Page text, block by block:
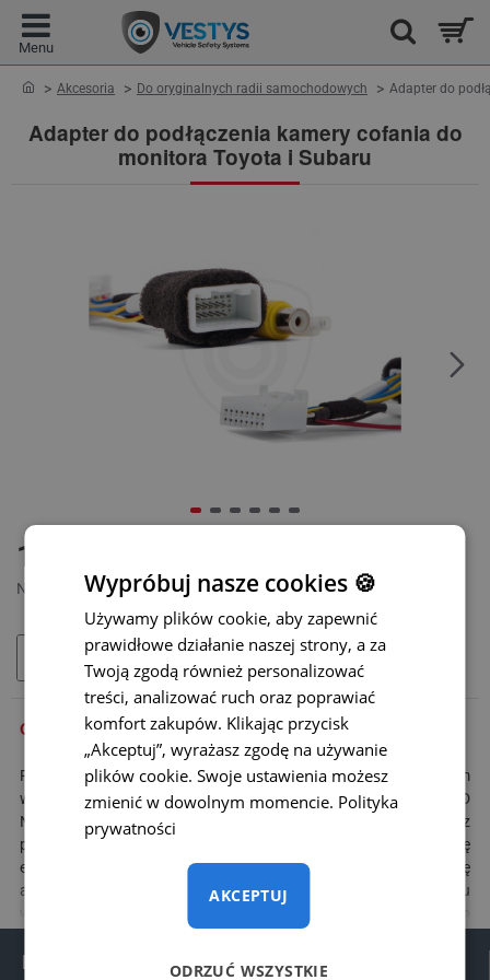
Adapter do podłączenia kamery cofania do
monitora Toyota i Subaru
homeAkcesoria Do oryginalnych radii samochodowych Adapter do
105 zł
Netto: 85,37 zł
DODAJ DO KOSZYKA
OPIS
Redukcja do podłączenia kamery cofaniaz fabrycznym systemem
w pojazdachToyota(Touch, Touch Go, Touch Go Plus),Subaru
(SD
Navi) oraz Scion(Bespoke). Dzięki temu adapterowi możesz
podłączyć kamerę cofania bez ingerencji w fabryczną instalację
elektryczną pojazdu. Obraz z kamery cofania wyświetli się
automatycznie na oryginalnym ekranie po włączeniu biegu
wszystkie funkcje sterowania w systemie multimedialnym pojazdu
Informacje
Wypróbuj nasze cookies 🍪
Używamy plików cookie, aby zapewnić
prawidłowe działanie naszej strony, a za
Twoją zgodą również personalizować
treści, analizować ruch oraz poprawiać
komfort zakupów. Klikając przycisk
„Akceptuj”, wyrażasz zgodę na używanie
plików cookie. Swoje ustawienia możesz
zmienić w dowolnym momencie. Polityka
prywatności
AKCEPTUJ
ODRZUĆ WSZYSTKIE